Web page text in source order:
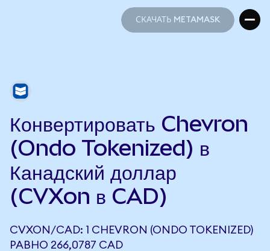
СКАЧАТЬ METAMASK
Конвертировать Chevron
(Ondo Tokenized) в
Канадский доллар
(CVXon в CAD)
CVXON/CAD: 1 CHEVRON (ONDO TOKENIZED)
РАВНО 266,0787 CAD